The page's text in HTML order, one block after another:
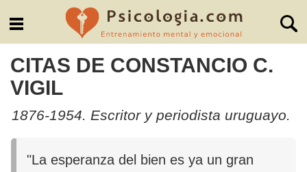
CITAS DE CONSTANCIO C.
VIGIL
1876-1954. Escritor y periodista uruguayo.
"La esperanza del bien es ya un gran